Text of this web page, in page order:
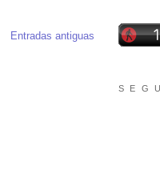
Entradas antiguas
S E G